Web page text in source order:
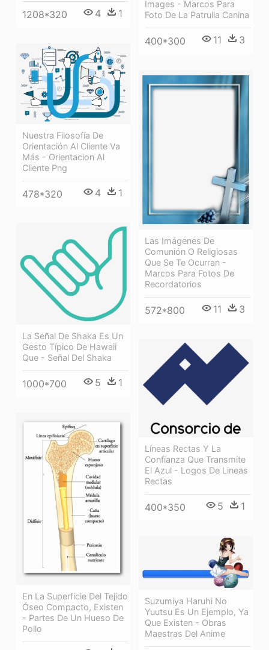
Images - Marcos Para
Foto De La Patrulla Canina
400*300 11 3
1208*320 4 1
Nuestra Filosofía De
Orientación Al Cliente Va
Más - Orientacion Al
Cliente Png
478*320 4 1
Las Imágenes De
Comunión O Religiosas
Que Se Te Ocurran -
Marcos Para Fotos De
Recordatorios
572*800 11 3
La Señal De Shaka Es Un
Gesto Típico De Hawaii
Que - Señal Del Shaka
1000*700 5 1
Líneas Rectas Y La
Confianza Que Transmite
El Azul - Logos De Lineas
Rectas
400*350 5 1
En La Superficie Del Tejido
Óseo Compacto, Existen
- Partes De Un Hueso De
Pollo
Suzumiya Haruhi No
Yuutsu Es Un Ejemplo, Ya
Que Existen - Obras
Maestras Del Anime